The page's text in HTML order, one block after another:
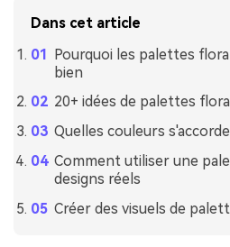
Dans cet article
Pourquoi les palettes
bien
20+ idées de palettes
Quelles couleurs
Comment utiliser une
designs réels
Créer des visuels de